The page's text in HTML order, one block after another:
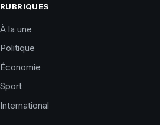
RUBRIQUES
À la une
Politique
Économie
Sport
International